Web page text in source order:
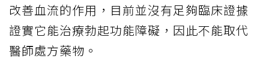
改善血流的作用，目前並沒有足夠臨床證據
證實它能治療勃起功能障礙，因此不能取代
醫師處方藥物。